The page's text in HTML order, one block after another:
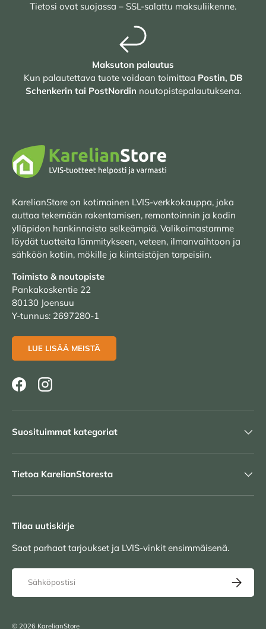
Tietosi ovat suojassa – SSL-salattu maksuliikenne.
Maksuton palautus
Kun palautettava tuote voidaan toimittaa Postin, DB
Schenkerin tai PostNordin noutopistepalautuksena.
KarelianStore on kotimainen LVIS-verkkokauppa, joka
auttaa tekemään rakentamisen, remontoinnin ja kodin
ylläpidon hankinnoista selkeämpiä. Valikoimastamme
löydät tuotteita lämmitykseen, veteen, ilmanvaihtoon ja
sähköön kotiin, mökille ja kiinteistöjen tarpeisiin.
Toimisto & noutopiste
Pankakoskentie 22
80130 Joensuu
Y-tunnus: 2697280-1
LUE LISÄÄ MEISTÄ
FacebookInstagram
Suosituimmat kategoriat
Tietoa KarelianStoresta
Tilaa uutiskirje
Saat parhaat tarjoukset ja LVIS-vinkit ensimmäisenä.
Sähköposti
TILAA
© 2026 KarelianStore